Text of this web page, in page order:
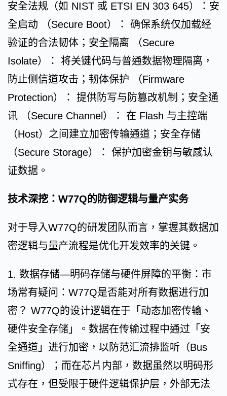
安全法规（如 NIST 或 ETSI EN 303 645）：安
全启动 （Secure Boot）： 确保系统仅加载经
验证的合法韧体；安全隔离 （Secure
Isolate）： 将关键代码与普通数据物理隔离，
防止侧信道攻击；韧体保护 （Firmware
Protection）： 提供防写与防篡改机制；安全通
讯 （Secure Channel）： 在 Flash 与主控端
（Host）之间建立加密传输通道；安全存储
（Secure Storage）： 保护加密金钥与敏感认
证数据。
技术深挖：W77Q的防御逻辑与量产实务
对于导入W77Q的研发团队而言，掌握其数据加
密逻辑与量产流程是优化开发效率的关键。
1. 数据存储—明码存储与硬件屏障的平衡：市
场常有疑问：W77Q是否能对所有数据进行加
密？ W77Q的设计逻辑在于「动态加密传输、
硬件安全存储」。数据在传输过程中通过「安
全通道」进行加密，以防范汇流排监听（Bus
Sniffing）；而在芯片内部，数据虽然以明码形
式存在，但受限于硬件逻辑保护层，外部无法